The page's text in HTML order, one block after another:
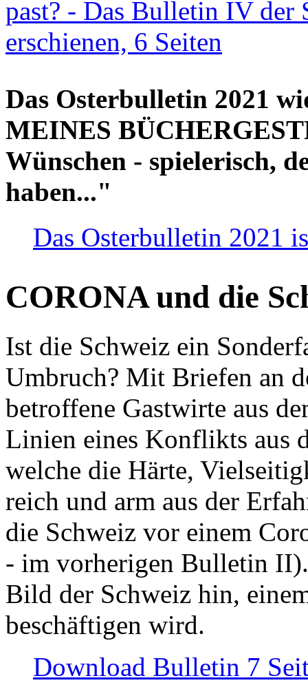
past? - Das Bulletin IV der
erschienen, 6 Seiten
Das Osterbulletin 2021
MEINES
Wünschen - spielerisch,
haben..."
Das Osterbulletin 2021
CORONA und die
Ist die Schweiz ein
Umbruch? Mit Briefen an
betroffene Gastwirte aus
Linien eines Konflikts aus
welche die Härte,
reich und arm aus der
die Schweiz vor einem
- im vorherigen Bulletin
Bild der Schweiz hin,
beschäftigen wird.
Download Bulletin 7